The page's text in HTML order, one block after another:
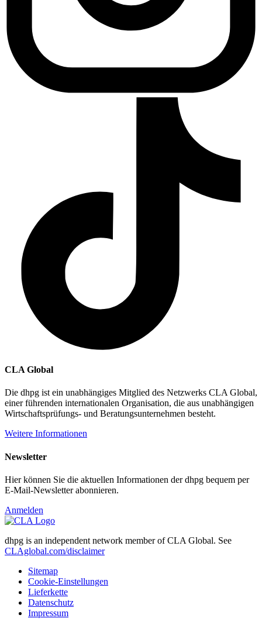
CLA Global
Die dhpg ist ein unabhängiges Mitglied des Netzwerks CLA Global,
einer führenden internationalen Organisation, die aus unabhängigen
Wirtschaftsprüfungs- und Beratungsunternehmen besteht.
Weitere Informationen
Newsletter
Hier können Sie die aktuellen Informationen der dhpg bequem per
E-Mail-Newsletter abonnieren.
Anmelden
dhpg is an independent network member of CLA Global. See
CLAglobal.com/disclaimer
Sitemap
Cookie-Einstellungen
Lieferkette
Datenschutz
Impressum